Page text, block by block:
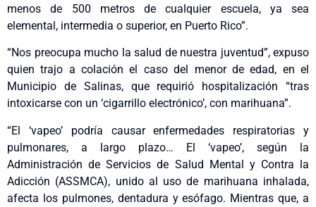
menos de 500 metros de cualquier escuela, ya sea
elemental, intermedia o superior, en Puerto Rico”.
“Nos preocupa mucho la salud de nuestra juventud”, expuso
quien trajo a colación el caso del menor de edad, en el
Municipio de Salinas, que requirió hospitalización “tras
intoxicarse con un ‘cigarrillo electrónico’, con marihuana”.
“El ‘vapeo’ podría causar enfermedades respiratorias y
pulmonares, a largo plazo… El ‘vapeo’, según la
Administración de Servicios de Salud Mental y Contra la
Adicción (ASSMCA), unido al uso de marihuana inhalada,
afecta los pulmones, dentadura y esófago. Mientras que, a